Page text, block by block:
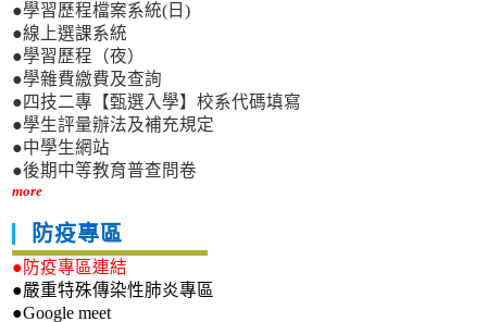
●學習歷程檔案系統(日)
●線上選課系統
●學習歷程（夜）
●學雜費繳費及查詢
●四技二專【甄選入學】校系代碼填寫
●學生評量辦法及補充規定
●中學生網站
●後期中等教育普查問卷
more
防疫專區
●防疫專區連結
●嚴重特殊傳染性肺炎專區
●Google meet